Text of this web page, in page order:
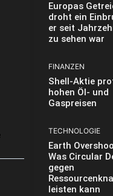
Europas
droht ein
er seit
zu sehen war
FINANZEN
Shell-Aktie
hohen Öl- und
Gaspreisen
TECHNOLOGIE
Earth
Was Circular
gegen
leisten kann